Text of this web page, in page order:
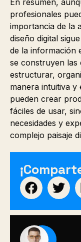
profesionales
importancia de la
diseño digital
de la información
se construyen las
estructurar,
manera intuitiva y
pueden crear
fáciles de usar,
necesidades y
complejo paisaje